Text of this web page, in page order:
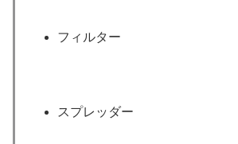
フィルター
スプレッダー